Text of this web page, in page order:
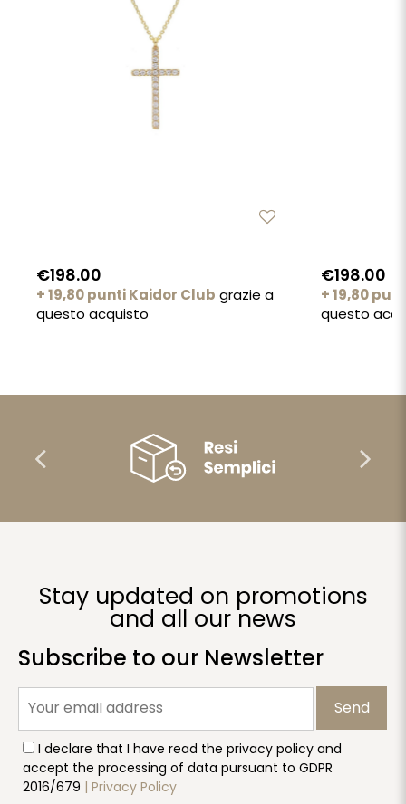
€198.00
+ 19,80 punti Kaidor Club grazie a
questo acquisto
€198.00
+ 19,80
questo
Stay updated on promotions
and all our news
Subscribe to our Newsletter
Send
I declare that I have read the privacy policy and
accept the processing of data pursuant to GDPR
2016/679 | Privacy Policy